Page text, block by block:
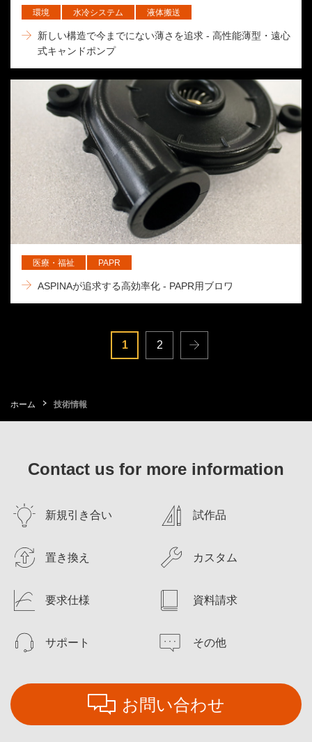
環境 水冷システム 液体搬送
新しい構造で今までにない薄さを追求 - 高性能薄型・遠心
式キャンドポンプ
医療・福祉 PAPR
ASPINAが追求する高効率化 - PAPR用ブロワ
1 2
ホーム 技術情報
Contact us for more information
新規引き合い 試作品
置き換え カスタム
要求仕様 資料請求
サポート その他
お問い合わせ